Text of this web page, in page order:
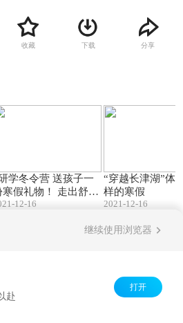
收藏 下载 分享
学冬令营 送孩子一
寒假礼物！ 走出舒适
，“穿越长津湖”体验
12-16
“穿越长津湖”体
样的寒假
2021-12-16
继续使用浏览器
赴
打开